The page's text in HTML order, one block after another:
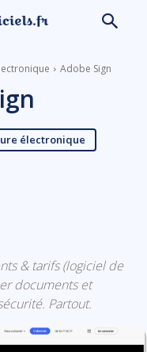
Adobe Sign
électronique
& tarifs (logiciel de
documents et
Partout.